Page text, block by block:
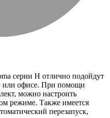
серии H отлично подойдут
или офисе. При помощи
можно настроить
режиме. Также имеется
перезапуск,